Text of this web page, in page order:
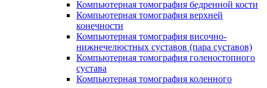
Компьютерная томография бедренной кости
Компьютерная томография верхней
конечности
Компьютерная томография височно-
нижнечелюстных суставов (пара суставов)
Компьютерная томография голеностопного
сустава
Компьютерная томография коленного